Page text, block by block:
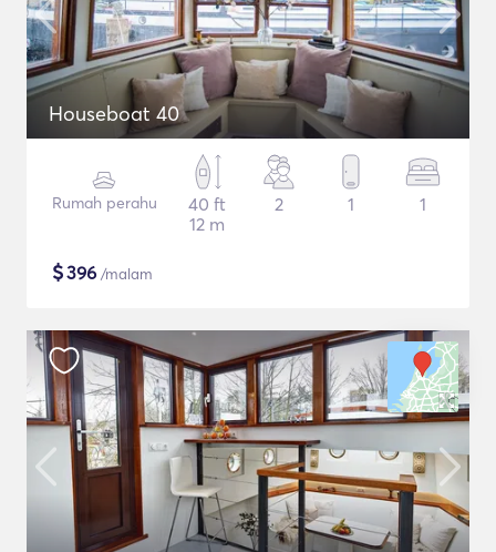
Houseboat 40
Rumah perahu
40 ft
12 m
2 1 1
$396 /malam